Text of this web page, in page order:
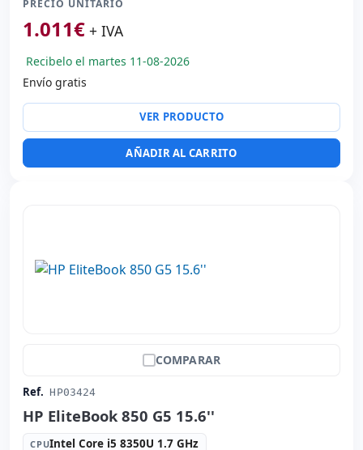
Red: Intel Connection L219-LM
Puertos:
2x USB-C · 3x USB 3.1
Puertos de vídeo: HDMI · Mini Display Port
Multimedia:
Lector DNI
Específico portátil: Idioma teclado Español · Teclado
numérico
Embalaje hR
PRECIO UNITARIO
1.011€ + IVA
Recibelo el martes 11-08-2026
Envío gratis
VER PRODUCTO
AÑADIR AL CARRITO
COMPARAR
Ref. HP03424
HP EliteBook 850 G5 15.6''
CPUIntel Core i5 8350U 1.7 GHz